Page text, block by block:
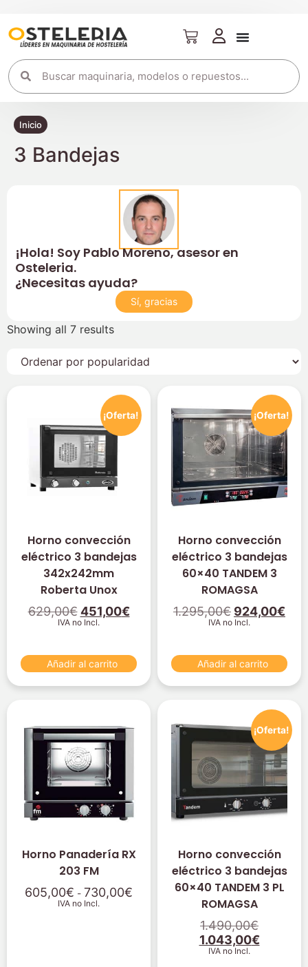
Inicio
3 Bandejas
¡Hola! Soy Pablo Moreno, asesor en
Osteleria.
¿Necesitas ayuda?
Sí, gracias
Showing all 7 results
¡Oferta!
Horno convección
eléctrico 3 bandejas
342x242mm
Roberta Unox
629,00€ 451,00€
IVA no Incl.
Añadir al carrito
¡Oferta!
Horno convección
eléctrico 3 bandejas
60×40 TANDEM 3
ROMAGSA
1.295,00€ 924,00€
IVA no Incl.
Añadir al carrito
Horno Panadería RX
203 FM
605,00€ - 730,00€
IVA no Incl.
¡Oferta!
Horno convección
eléctrico 3 bandejas
60×40 TANDEM 3 PL
ROMAGSA
1.490,00€
1.043,00€
IVA no Incl.